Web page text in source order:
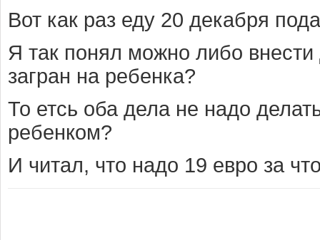
Вот как раз еду 20 декабря
Я так понял можно либо
загран на ребенка?
То етсь оба дела не надо
ребенком?
И читал, что надо 19 евро за